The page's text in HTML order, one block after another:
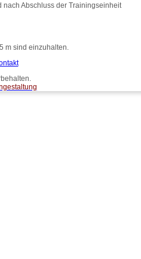
Abschluss der Trainingseinheit
m sind einzuhalten.